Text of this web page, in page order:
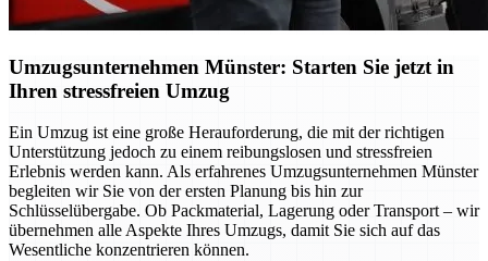
Umzugsunternehmen Münster: Starten Sie jetzt in
Ihren stressfreien Umzug
Ein Umzug ist eine große Herauforderung, die mit der richtigen
Unterstützung jedoch zu einem reibungslosen und stressfreien
Erlebnis werden kann. Als erfahrenes Umzugsunternehmen Münster
begleiten wir Sie von der ersten Planung bis hin zur
Schlüsselübergabe. Ob Packmaterial, Lagerung oder Transport – wir
übernehmen alle Aspekte Ihres Umzugs, damit Sie sich auf das
Wesentliche konzentrieren können.